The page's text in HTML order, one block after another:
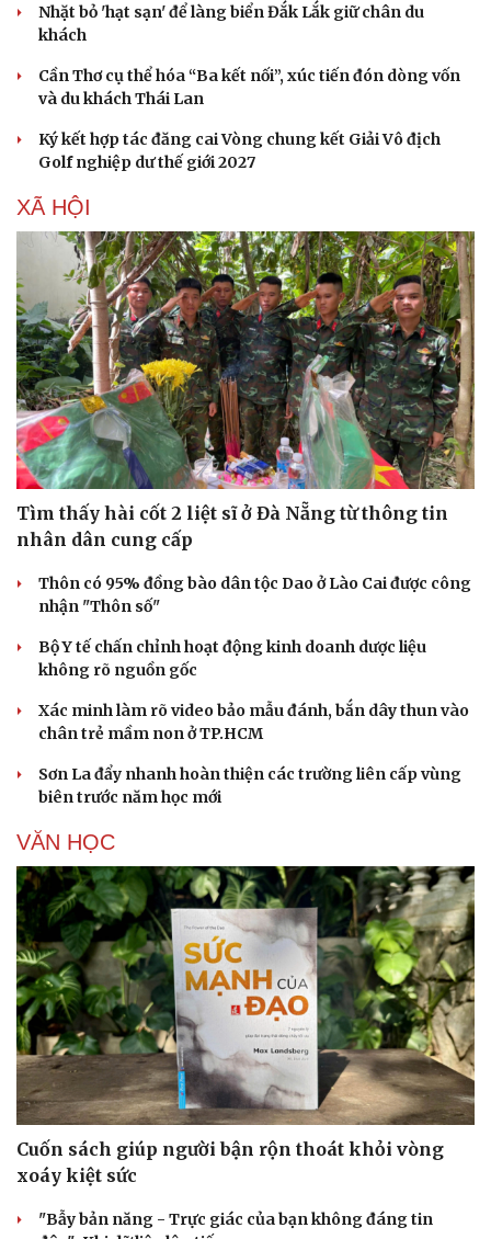
Văn hóa
Văn học
Âm nhạc
Giải trí
Thời trang
Nhặt bỏ 'hạt sạn' để làng biển Đắk Lắk giữ chân du
khách
Cần Thơ cụ thể hóa “Ba kết nối”, xúc tiến đón dòng vốn
và du khách Thái Lan
Ký kết hợp tác đăng cai Vòng chung kết Giải Vô địch
Golf nghiệp dư thế giới 2027
XÃ HỘI
Tìm thấy hài cốt 2 liệt sĩ ở Đà Nẵng từ thông tin
nhân dân cung cấp
Thôn có 95% đồng bào dân tộc Dao ở Lào Cai được công
nhận "Thôn số"
Bộ Y tế chấn chỉnh hoạt động kinh doanh dược liệu
không rõ nguồn gốc
Xác minh làm rõ video bảo mẫu đánh, bắn dây thun vào
chân trẻ mầm non ở TP.HCM
Sơn La đẩy nhanh hoàn thiện các trường liên cấp vùng
biên trước năm học mới
VĂN HỌC
Cuốn sách giúp người bận rộn thoát khỏi vòng
xoáy kiệt sức
"Bẫy bản năng - Trực giác của bạn không đáng tin